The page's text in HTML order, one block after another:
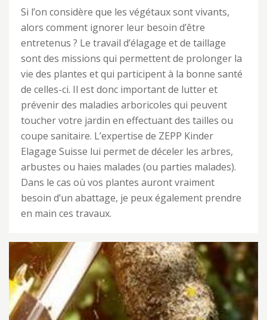
Si l’on considère que les végétaux sont vivants,
alors comment ignorer leur besoin d’être
entretenus ? Le travail d’élagage et de taillage
sont des missions qui permettent de prolonger la
vie des plantes et qui participent à la bonne santé
de celles-ci. Il est donc important de lutter et
prévenir des maladies arboricoles qui peuvent
toucher votre jardin en effectuant des tailles ou
coupe sanitaire. L’expertise de ZEPP Kinder
Elagage Suisse lui permet de déceler les arbres,
arbustes ou haies malades (ou parties malades).
Dans le cas où vos plantes auront vraiment
besoin d’un abattage, je peux également prendre
en main ces travaux.